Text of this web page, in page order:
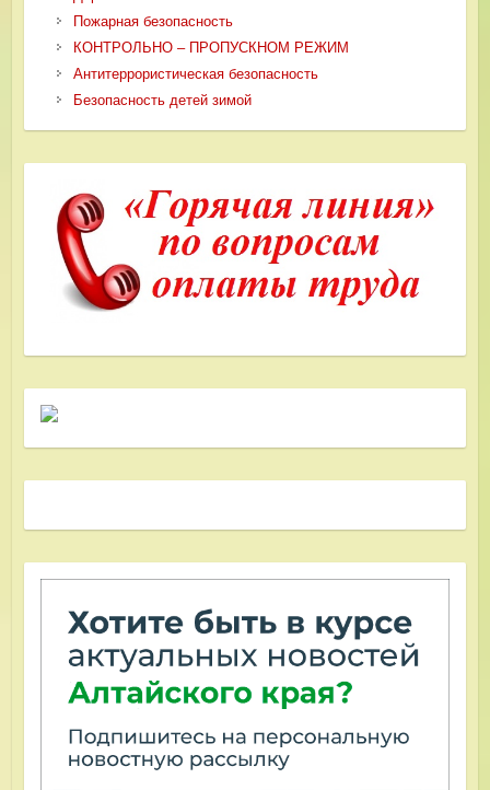
Пожарная безопасность
КОНТРОЛЬНО – ПРОПУСКНОМ РЕЖИМ
Антитеррористическая безопасность
Безопасность детей зимой